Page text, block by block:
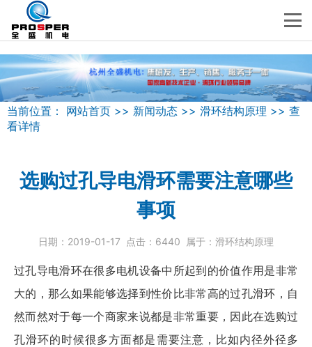
当前位置： 网站首页 >> 新闻动态 >> 滑环结构原理 >> 查
看详情
选购过孔导电滑环需要注意哪些
事项
日期： 2019-01-17 点击： 6440 属于： 滑环结构原理
过孔导电滑环在很多电机设备中所起到的价值作用是非常
大的，那么如果能够选择到性价比非常高的过孔滑环，自
然而然对于每一个商家来说都是非常重要，因此在选购过
孔滑环的时候很多方面都是需要注意，比如内径外径多